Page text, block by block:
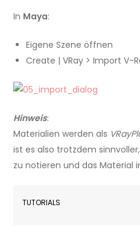
In Maya:
Eigene Szene öffnen
Create | VRay > Import V-
Hinweis:
Materialien werden als
ist es also trotzdem
zu notieren und das Material
TUTORIALS